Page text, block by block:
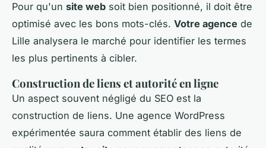
Pour qu'un site web soit bien positionné, il doit être
optimisé avec les bons mots-clés. Votre agence de
Lille analysera le marché pour identifier les termes
les plus pertinents à cibler.
Construction de liens et autorité en ligne
Un aspect souvent négligé du SEO est la
construction de liens. Une agence WordPress
expérimentée saura comment établir des liens de